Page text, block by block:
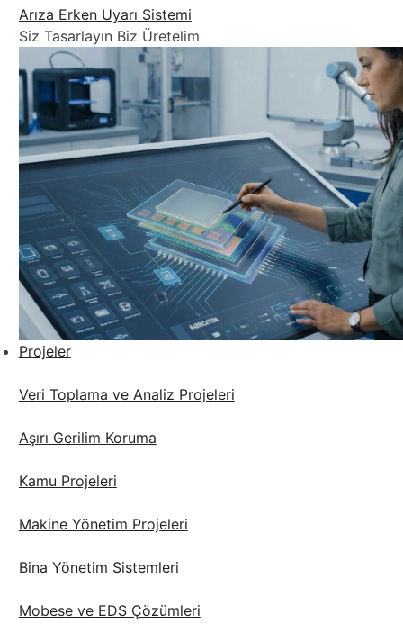
Arıza Erken Uyarı Sistemi
Siz Tasarlayın Biz Üretelim
Projeler
Veri Toplama ve Analiz Projeleri
Aşırı Gerilim Koruma
Kamu Projeleri
Makine Yönetim Projeleri
Bina Yönetim Sistemleri
Mobese ve EDS Çözümleri